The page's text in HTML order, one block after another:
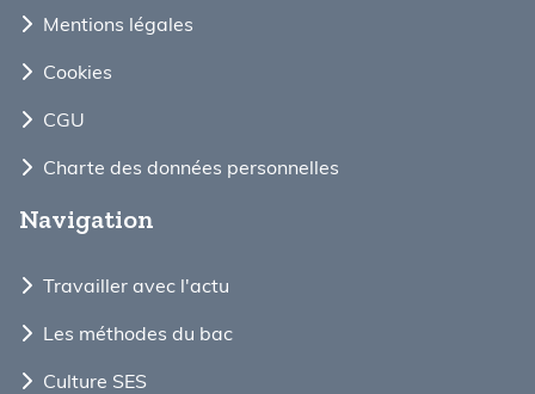
Mentions légales
Cookies
CGU
Charte des données personnelles
Navigation
Travailler avec l'actu
Les méthodes du bac
Culture SES